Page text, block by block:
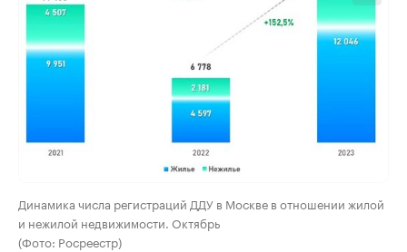
Динамика числа регистраций ДДУ в Москве в отношении жилой
и нежилой недвижимости. Октябрь
(Фото: Росреестр)